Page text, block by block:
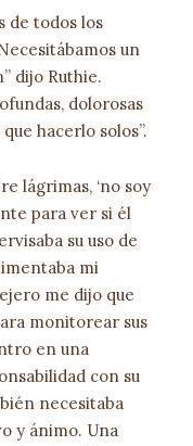
de todos los
un
dijo Ruthie.
dolorosas
hacerlo solos”.
lágrimas, ‘no soy
para ver si él
su uso de
mi
me dijo que
monitorear sus
en una
con su
necesitaba
y ánimo. Una